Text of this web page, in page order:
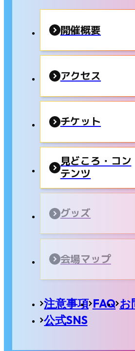
注意事項 FAQ お
公式SNS
開催概要
アクセス
チケット
見どころ・コン
テンツ
グッズ
会場マップ